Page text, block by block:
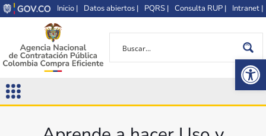
Inicio | Datos abiertos | PQRS | Consulta RUP | Intranet |